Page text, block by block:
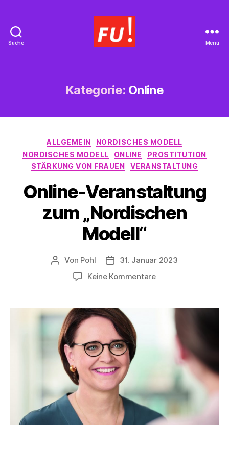
Suche Menü
Kategorie: Online
Kategorien
ALLGEMEIN
NORDISCHES MODELL
NORDISCHES MODELL
ONLINE
PROSTITUTION
STÄRKUNG VON FRAUEN
VERANSTALTUNG
Online-Veranstaltung
zum „Nordischen
Modell“
Beitragsautor
Von Pohl Beitragsdatum
31. Januar 2023
Keine Kommentarezu
zum
„Nordischen
Modell“